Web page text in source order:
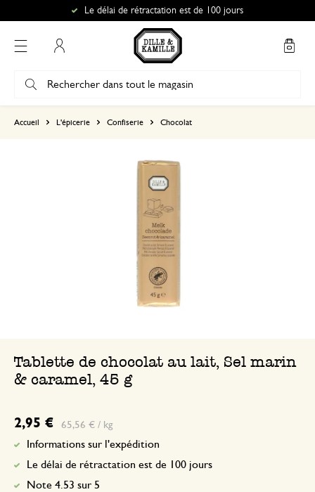
Le délai de rétractation est de 100 jours
Accueil L'épicerie Confiserie Chocolat
Tablette de chocolat au lait, Sel marin
& caramel, 45 g
2,95 € 65,56 € / kg
Informations sur l'expédition
Le délai de rétractation est de 100 jours
Note 4.53 sur 5